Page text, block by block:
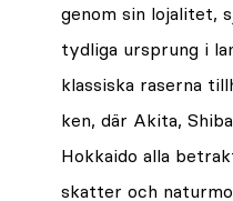
genom sin lojalitet,
tydliga ursprung i
klassiska raserna
ken, där Akita,
Hokkaido alla
skatter och